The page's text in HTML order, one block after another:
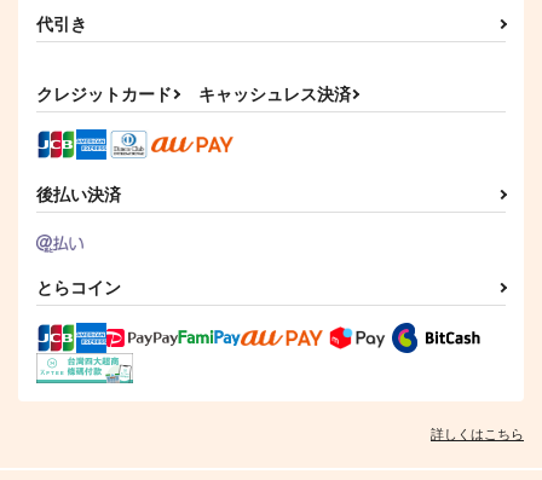
平野と鍵浦 7
そんなに言うなら抱いてやる ファミレス行こ。 下
オレはお前に推されたい!! 隠れ狼と流され子羊
代引き
クレジットカード キャッシュレス決済
後払い決済
とらコイン
詳しくはこちら